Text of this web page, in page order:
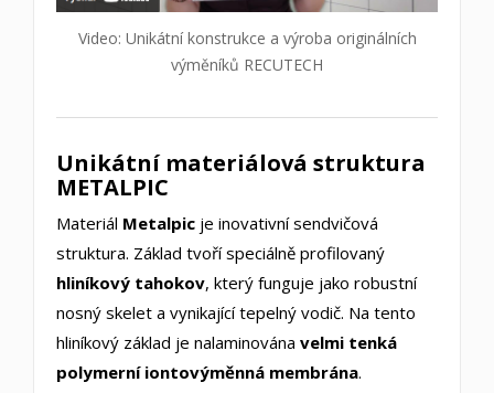
Video: Unikátní konstrukce a výroba originálních
výměníků RECUTECH
Unikátní materiálová struktura
METALPIC
Materiál Metalpic je inovativní sendvičová
struktura. Základ tvoří speciálně profilovaný
hliníkový tahokov, který funguje jako robustní
nosný skelet a vynikající tepelný vodič. Na tento
hliníkový základ je nalaminována velmi tenká
polymerní iontovýměnná membrána.